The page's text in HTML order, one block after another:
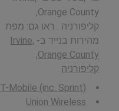
Orange County,
קליפורניה . ראו גם: מפת
מהירות בנייד ב- Irvine,
Orange County,
קליפורניה .
T-Mobile (inc. Sprint)
Union Wireless